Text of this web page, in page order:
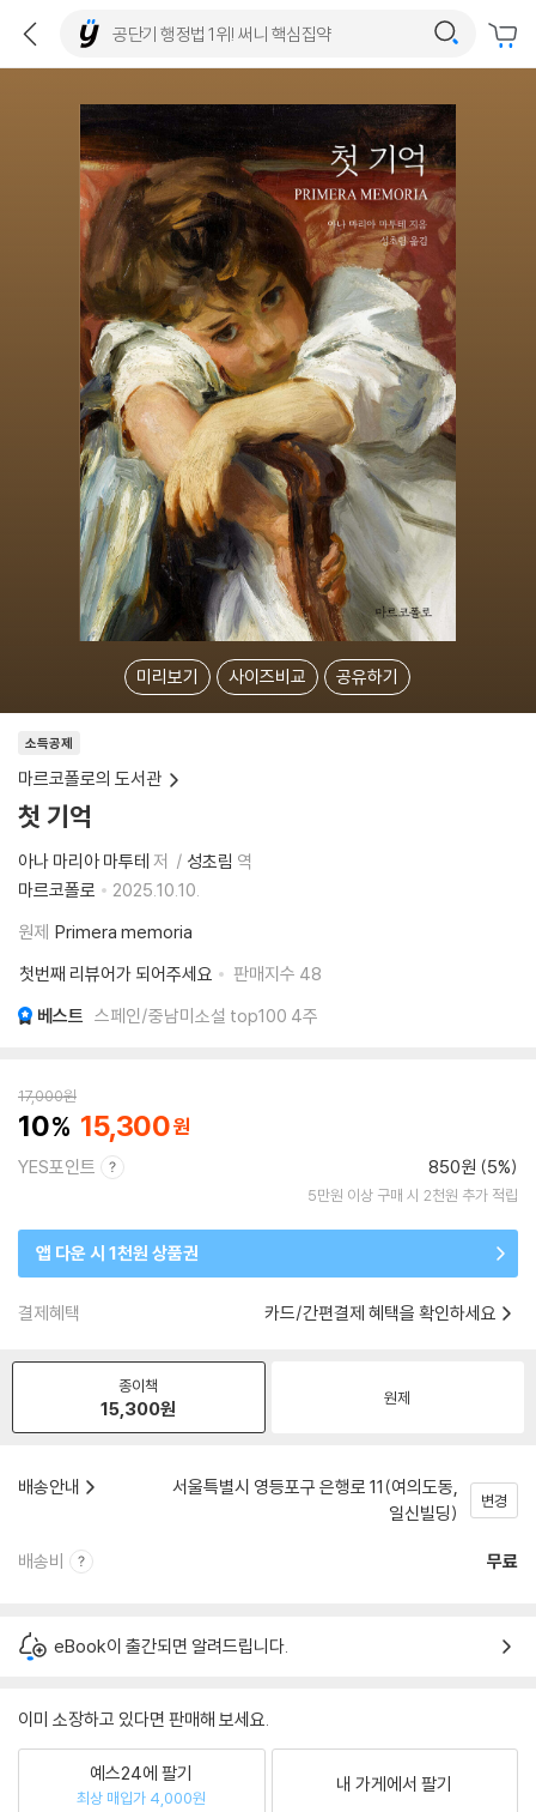
미리보기 사이즈비교 공유하기
소득공제
마르코폴로의 도서관
첫 기억
아나 마리아 마투테 저 성초림 역
마르코폴로
2025.10.10.
원제 Primera memoria
첫번째 리뷰어가 되어주세요
판매지수 48
베스트 스페인/중남미소설 top100 4주
17,000원
10 15,300
YES포인트 850원 (5%)
5만원 이상 구매 시 2천원 추가 적립
앱 다운 시 1천원 상품권
결제혜택 카드/간편결제 혜택을 확인하세요
종이책
15,300원 원제
배송안내
서울특별시 영등포구 은행로 11(여의도동,
일신빌딩)
변경
배송비 무료
eBook이 출간되면 알려드립니다.
이미 소장하고 있다면 판매해 보세요.
예스24에 팔기
최상 매입가 4,000원
내 가게에서 팔기